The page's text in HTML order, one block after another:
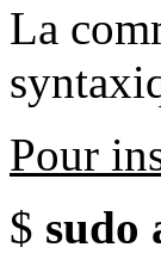
La
Pour
$ sudo